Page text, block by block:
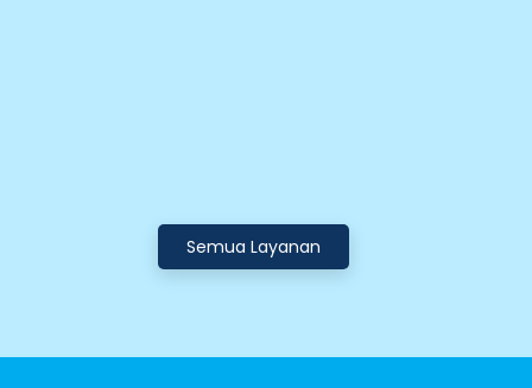
Semua Layanan